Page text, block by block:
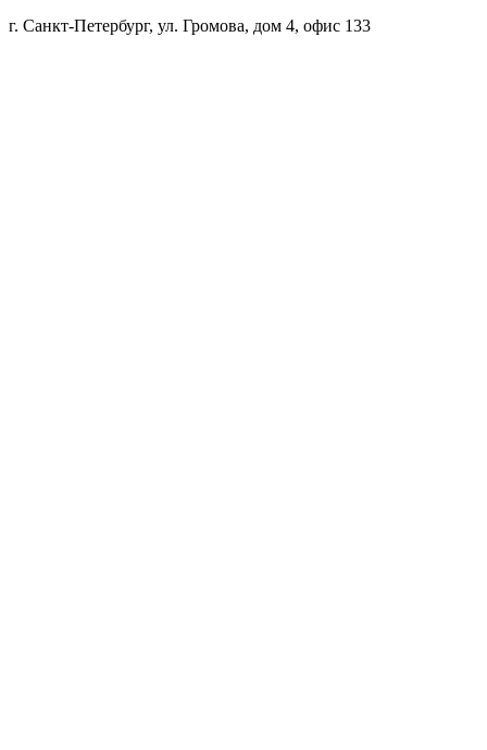
г. Санкт-Петербург, ул. Громова, дом 4, офис 133